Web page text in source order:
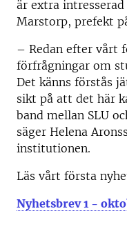
är extra
Marstorp, prefekt
– Redan efter vårt
förfrågningar om
Det känns förstås
sikt på att det här
band mellan SLU
säger Helena
institutionen.
Läs vårt första
Nyhetsbrev 1 -